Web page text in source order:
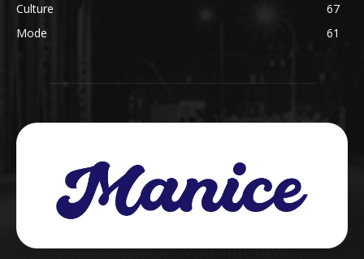
Culture
67
Mode
61